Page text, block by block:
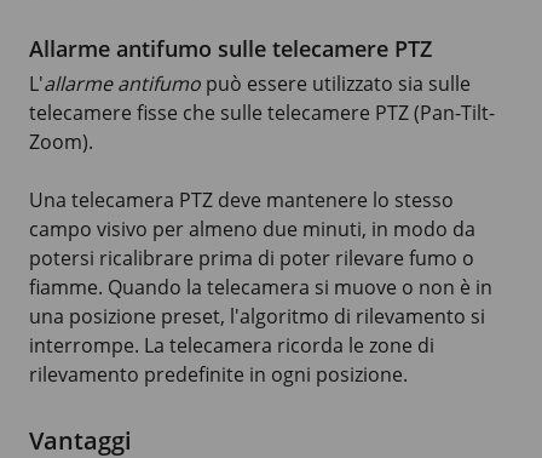
Allarme antifumo sulle telecamere PTZ
L'allarme antifumo può essere utilizzato sia sulle
telecamere fisse che sulle telecamere PTZ (Pan-Tilt-
Zoom).
Una telecamera PTZ deve mantenere lo stesso
campo visivo per almeno due minuti, in modo da
potersi ricalibrare prima di poter rilevare fumo o
fiamme. Quando la telecamera si muove o non è in
una posizione preset, l'algoritmo di rilevamento si
interrompe. La telecamera ricorda le zone di
rilevamento predefinite in ogni posizione.
Vantaggi